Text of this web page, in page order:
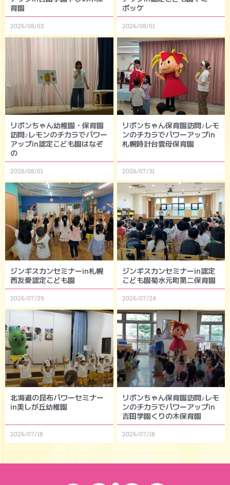
育園
2026/08/03
ポッケ
2026/08/01
リボンちゃん幼稚園・保育園
訪問♪レモンのチカラでパワー
アップin認定こども園はなぞ
の
2026/08/01
リボンちゃん保育園訪問♪レモ
ンのチカラでパワーアップin
札幌時計台雲母保育園
2026/07/31
ジンギスカンセミナーin札幌
西友愛認定こども園
2026/07/29
ジンギスカンセミナーin認定
こども園菊水元町第二保育園
2026/07/24
北海道の昆布パワーセミナー
in美しが丘幼稚園
2026/07/18
リボンちゃん保育園訪問♪レモ
ンのチカラでパワーアップin
吉田学園くりの木保育園
2026/07/18